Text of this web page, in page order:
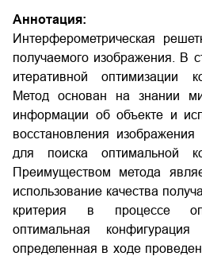
Аннотация:
Интерферометрическая
получаемого изображения. В
итеративной оптимизации
Метод основан на знании
информации об объекте и
восстановления
для поиска оптимальной
Преимуществом метода
использование качества
критерия в процессе
оптимальная конфигурация
определенная в ходе